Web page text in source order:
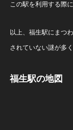
この駅を利用する際
以上、福生駅にまつ
されていない謎が多
福生駅の地図